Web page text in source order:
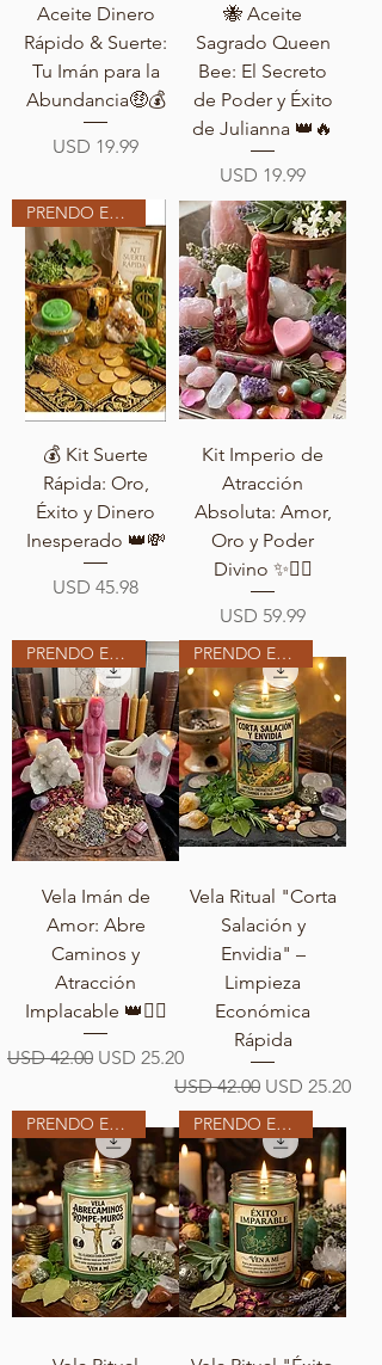
Aceite Dinero
Rápido & Suerte:
Tu Imán para la
Abundancia🤑💰
Precio
USD 19.99
🐝 Aceite
Sagrado Queen
Bee: El Secreto
de Poder y Éxito
de Julianna 👑🔥
Precio
USD 19.99
PRENDO EN MI ALTAR
💰 Kit Suerte
Rápida: Oro,
Éxito y Dinero
Inesperado 👑💸
Precio
USD 45.98
Kit Imperio de
Atracción
Absoluta: Amor,
Oro y Poder
Divino ✨❤️‍🔥
Precio
USD 59.99
PRENDO EN MI ALTAR
Vela Imán de
Amor: Abre
Caminos y
Atracción
Implacable 👑❤️‍🔥
Precio
USD 42.00 Precio de oferta
USD 25.20
PRENDO EN MI ALTAR
Vela Ritual "Corta
Salación y
Envidia" –
Limpieza
Económica
Rápida
Precio
USD 42.00 Precio de
USD 25.20
PRENDO EN MI ALTAR PRENDO EN MI ALTAR